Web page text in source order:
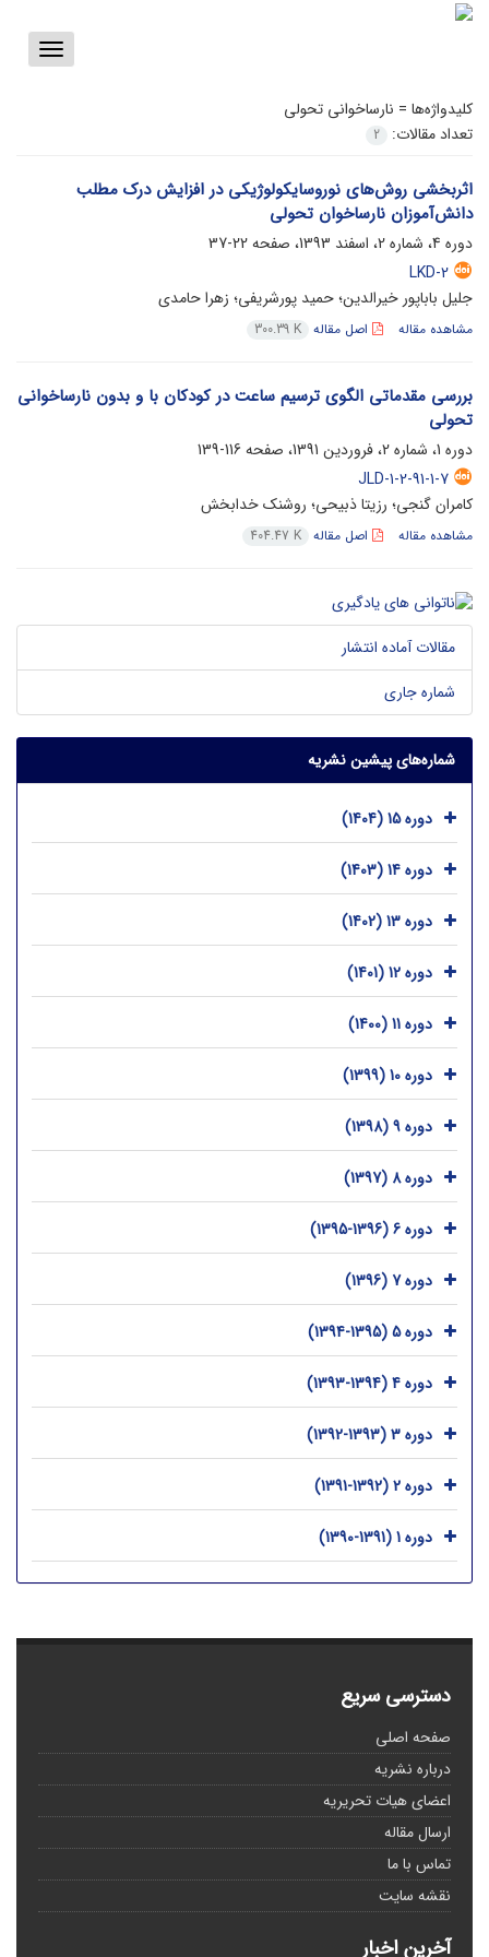
Toggle
کلیدواژه‌ها = نارساخوانی تحولی
تعداد مقالات:
2
اثربخشی روش‌های نوروسایکولوژیکی در افزایش درک مطلب
دانش‌آموزان نارساخوان تحولی
دوره 4، شماره 2، اسفند 1393، صفحه
22-37
LKD-2
جلیل باباپور خیرالدین؛ حمید پورشریفی؛ زهرا حامدی
مشاهده مقاله اصل مقاله 300.39 K
بررسی مقدماتی الگوی ترسیم ساعت در کودکان با و بدون نارساخوانی
تحولی
دوره 1، شماره 2، فروردین 1391، صفحه
116-139
JLD-1-2-91-1-7
کامران گنجی؛ رزیتا ذبیحی؛ روشنک خدابخش
مشاهده مقاله اصل مقاله 404.47 K
مقالات آماده انتشار
شماره جاری
شماره‌های پیشین نشریه
دوره 15 (1404)
دوره 14 (1403)
دوره 13 (1402)
دوره 12 (1401)
دوره 11 (1400)
دوره 10 (1399)
دوره 9 (1398)
دوره 8 (1397)
دوره 6 (1396-1395)
دوره 7 (1396)
دوره 5 (1395-1394)
دوره 4 (1394-1393)
دوره 3 (1393-1392)
دوره 2 (1392-1391)
دوره 1 (1391-1390)
دسترسی سریع
صفحه اصلی
درباره نشریه
اعضای هیات تحریریه
ارسال مقاله
تماس با ما
نقشه سایت
آخرین اخبار